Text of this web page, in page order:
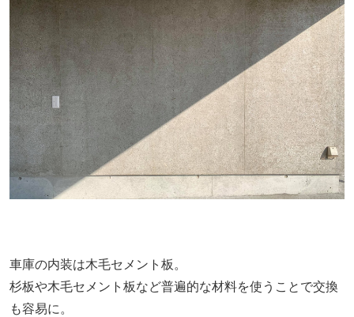
車庫の内装は木毛セメント板。
杉板や木毛セメント板など普遍的な材料を使うことで交換
も容易に。